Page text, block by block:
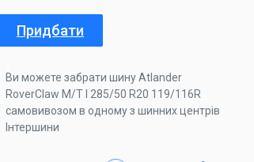
Придбати
Ви можете забрати шину Atlander
RoverClaw M/T I 285/50 R20 119/116R
самовивозом в одному з шинних центрів
Інтершини